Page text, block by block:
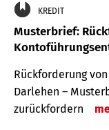
KREDIT
Musterbrief:
Rückforderung
Darlehen –
zurückfordern